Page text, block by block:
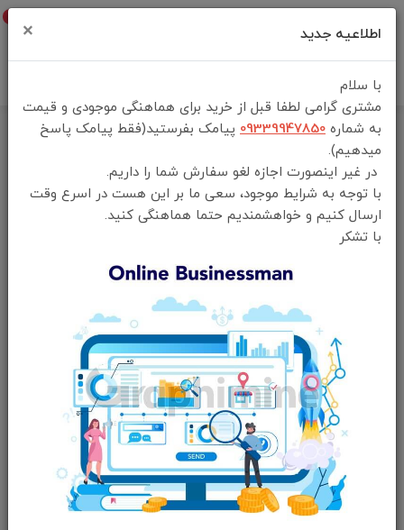
خانه
فهرست محصولات
GNSTLSPEN2WH
اطلاعیه جدید ×
با سلام
مشتری گرامی لطفا قبل از خرید برای هماهنگی موجودی و قیمت
به شماره 09339947850 پیامک بفرستید(فقط پیامک پاسخ
میدهیم).
در غیر اینصورت اجازه لغو سفارش شما را داریم.
با توجه به شرایط موجود، سعی ما بر این هست در اسرع وقت
ارسال کنیم و خواهشمندیم حتما هماهنگی کنید.
با تشکر